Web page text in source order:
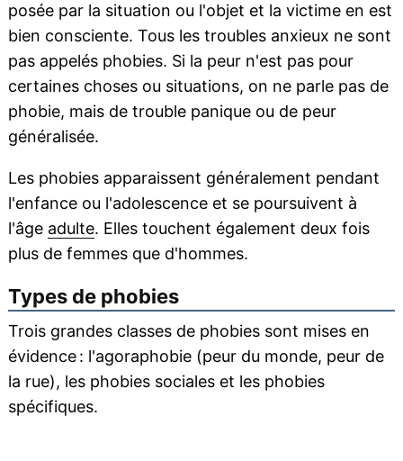
posée par la situation ou l'objet et la victime en est
bien consciente. Tous les troubles anxieux ne sont
pas appelés phobies. Si la peur n'est pas pour
certaines choses ou situations, on ne parle pas de
phobie, mais de trouble panique ou de peur
généralisée.
Les phobies apparaissent généralement pendant
l'enfance ou l'adolescence et se poursuivent à
l'âge adulte. Elles touchent également deux fois
plus de femmes que d'hommes.
Types de phobies
Trois grandes classes de phobies sont mises en
évidence : l'agoraphobie (peur du monde, peur de
la rue), les phobies sociales et les phobies
spécifiques.